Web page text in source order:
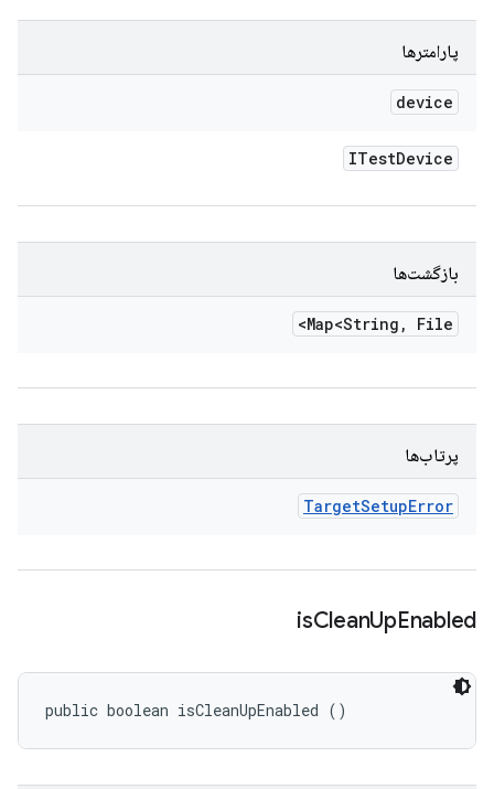
پارامترها
device
ITestDevice
بازگشت‌ها
Map<String , File>
پرتاب‌ها
TargetSetupError
isCleanUpEnabled
public boolean isCleanUpEnabled ()